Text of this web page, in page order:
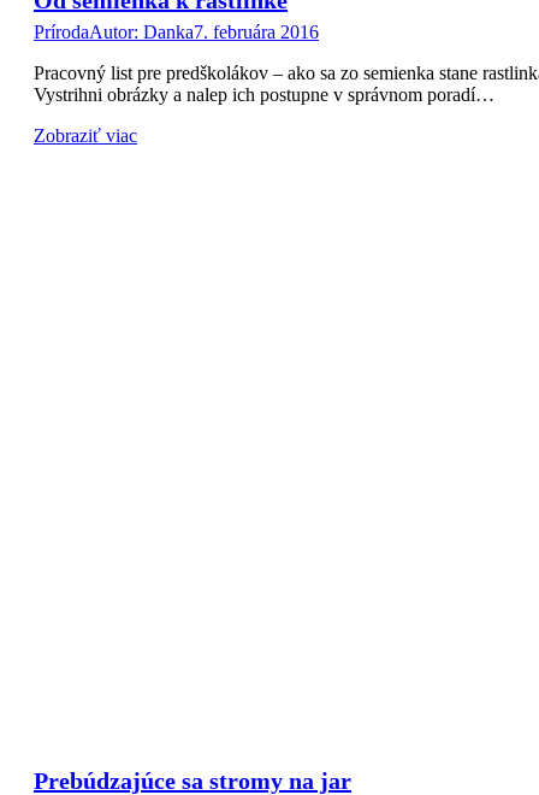
PrírodaAutor: Danka7. februára 2016
Pracovný list pre predškolákov – ako sa zo semienka stane
Vystrihni obrázky a nalep ich postupne v správnom poradí…
Zobraziť viac
Prebúdzajúce sa stromy na jar